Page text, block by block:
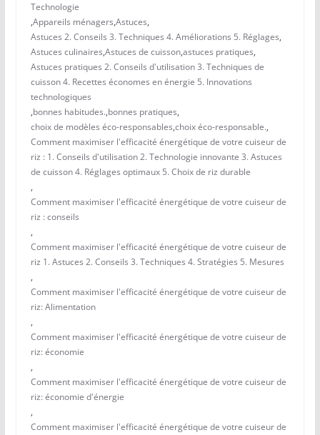
Technologie
,Appareils ménagers,Astuces,
Astuces 2. Conseils 3. Techniques 4. Améliorations 5. Réglages,
Astuces culinaires,Astuces de cuisson,astuces pratiques,
Astuces pratiques 2. Conseils d'utilisation 3. Techniques de
cuisson 4. Recettes économes en énergie 5. Innovations
technologiques
,bonnes habitudes.,bonnes pratiques,
choix de modèles éco-responsables,choix éco-responsable.,
Comment maximiser l'efficacité énergétique de votre cuiseur de
riz : 1. Conseils d'utilisation 2. Technologie innovante 3. Astuces
de cuisson 4. Réglages optimaux 5. Choix de riz durable
,
Comment maximiser l'efficacité énergétique de votre cuiseur de
riz : conseils
,
Comment maximiser l'efficacité énergétique de votre cuiseur de
riz 1. Astuces 2. Conseils 3. Techniques 4. Stratégies 5. Mesures
,
Comment maximiser l'efficacité énergétique de votre cuiseur de
riz: Alimentation
,
Comment maximiser l'efficacité énergétique de votre cuiseur de
riz: économie
,
Comment maximiser l'efficacité énergétique de votre cuiseur de
riz: économie d'énergie
,
Comment maximiser l'efficacité énergétique de votre cuiseur de